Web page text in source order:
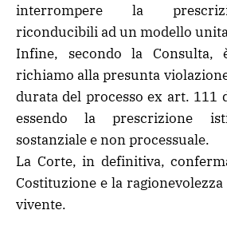
interrompere la
riconducibili ad un modello
Infine, secondo la Consulta,
richiamo alla presunta
durata del processo ex art. 111
essendo la prescrizione
sostanziale e non processuale.
La Corte, in definitiva,
Costituzione e la
vivente.